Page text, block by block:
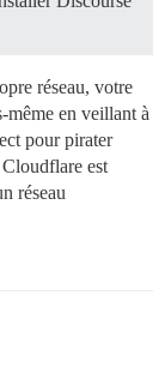
réseau, votre
en veillant à
pour pirater
est
réseau